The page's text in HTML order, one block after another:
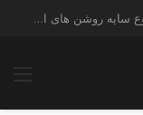
انتخاب ۱۴۰۰